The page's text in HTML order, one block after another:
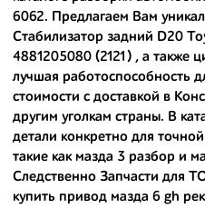
высококачественные запчасти,
аналогов.
Многие наши оптовые клиенты
разборку как надежного и
требуется приобрести оптовую
автомобилей, то консультанты
подберут вам товар и
правильным выбором по каталогу
Купить комплектующие для авто
Ведь наши запчасти:
6062. Предлагаем Вам
Стабилизатор задний D20
4881205080 (2121) , а также
лучшая работоспособность
стоимости с доставкой в
другим уголкам страны. В
детали конкретно для
такие как мазда 3 разбор и
Следственно Запчасти для
купить привод мазда 6 gh